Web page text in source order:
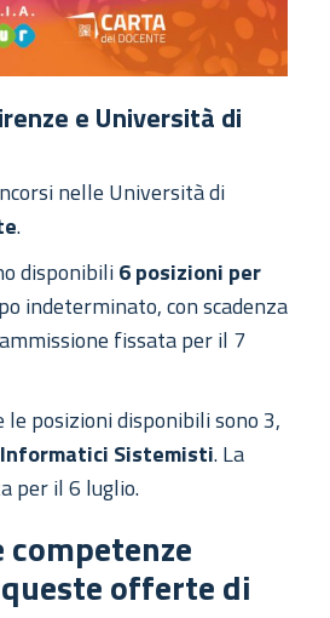
e Università di
nelle Università di
.
disponibili6 posizioni per
indeterminato, con scadenza
fissata per il 7
le posizioni disponibili sono 3,
Sistemisti. La
per il 6 luglio.
offerte di